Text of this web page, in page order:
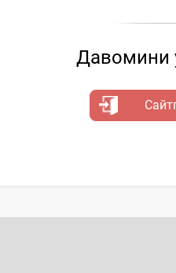
Давомини